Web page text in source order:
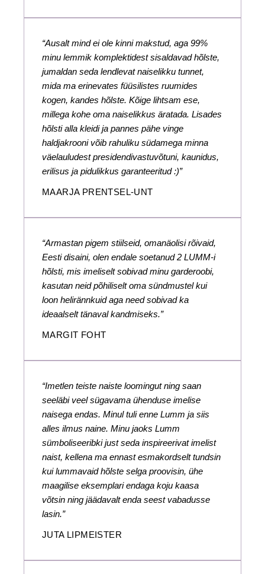
“Ausalt mind ei ole kinni makstud, aga 99%
minu lemmik komplektidest sisaldavad hõlste,
jumaldan seda lendlevat naiselikku tunnet,
mida ma erinevates füüsilistes ruumides
kogen, kandes hõlste. Kõige lihtsam ese,
millega kohe oma naiselikkus äratada. Lisades
hõlsti alla kleidi ja pannes pähe vinge
haldjakrooni võib rahuliku südamega minna
väelauludest presidendivastuvõtuni, kaunidus,
erilisus ja pidulikkus garanteeritud :)”
MAARJA PRENTSEL-UNT
“Armastan pigem stiilseid, omanäolisi rõivaid,
Eesti disaini, olen endale soetanud 2 LUMM-i
hõlsti, mis imeliselt sobivad minu garderoobi,
kasutan neid põhiliselt oma sündmustel kui
loon helirännkuid aga need sobivad ka
ideaalselt tänaval kandmiseks.”
MARGIT FOHT
“Imetlen teiste naiste loomingut ning saan
seeläbi veel sügavama ühenduse imelise
naisega endas. Minul tuli enne Lumm ja siis
alles ilmus naine. Minu jaoks Lumm
sümboliseeribki just seda inspireerivat imelist
naist, kellena ma ennast esmakordselt tundsin
kui lummavaid hõlste selga proovisin, ühe
maagilise eksemplari endaga koju kaasa
võtsin ning jäädavalt enda seest vabadusse
lasin.”
JUTA LIPMEISTER